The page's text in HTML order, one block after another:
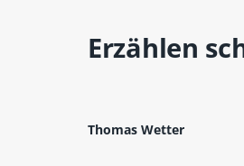
Erzählen
Thomas Wetter